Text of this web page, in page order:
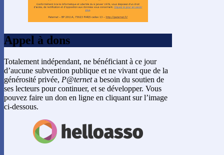
Appel à dons
Totalement indépendant, ne bénéficiant à ce jour
d’aucune subvention publique et ne vivant que de la
générosité privée, P@terneta besoin du soutien de
ses lecteurs pour continuer, et se développer. Vous
pouvez faire un don en ligne en cliquant sur l’image
ci-dessous.